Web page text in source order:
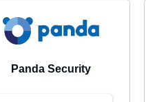
Panda Security